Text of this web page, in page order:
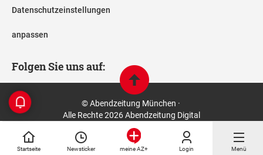
Startseite Newsticker meine AZ+ Login Menü
Datenschutzeinstellungen
anpassen
Folgen Sie uns auf:
© Abendzeitung München ·
Alle Rechte 2026 Abendzeitung Digital